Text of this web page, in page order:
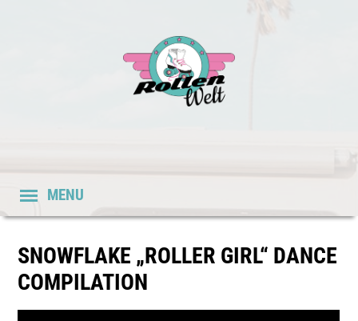
MENU
SNOWFLAKE „ROLLER GIRL“ DANCE
COMPILATION